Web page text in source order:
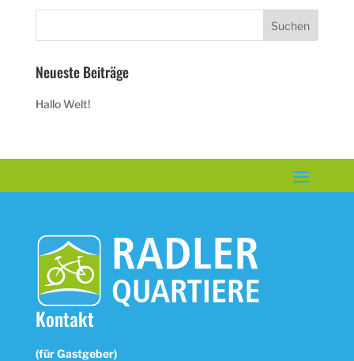
Neueste Beiträge
Hallo Welt!
Kontakt
(für Gastgeber)